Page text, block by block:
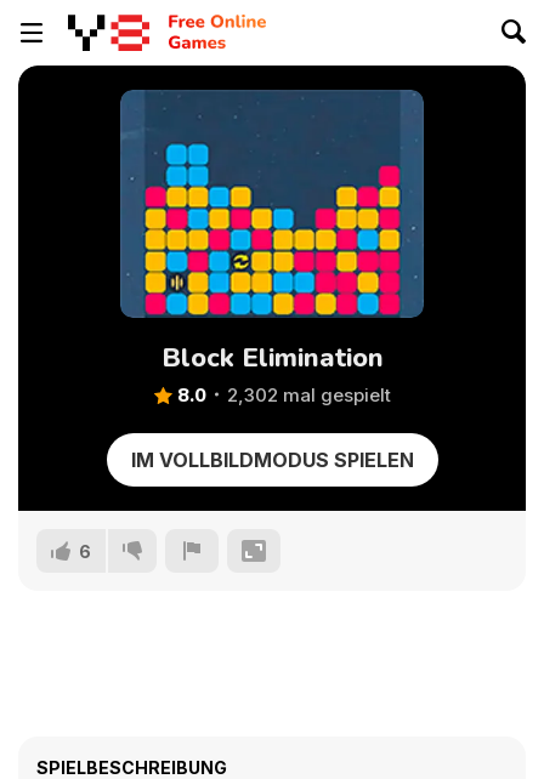
Block Elimination
8.0 2,302 mal gespielt
IM VOLLBILDMODUS SPIELEN
6
SPIELBESCHREIBUNG